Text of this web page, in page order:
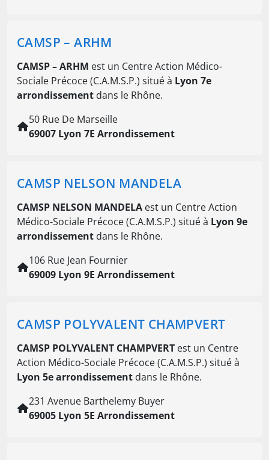
CAMSP – ARHM
CAMSP – ARHM est un Centre Action Médico-
Sociale Précoce (C.A.M.S.P.) situé à Lyon 7e
arrondissement dans le Rhône.
50 Rue De Marseille
69007 Lyon 7E Arrondissement
CAMSP NELSON MANDELA
CAMSP NELSON MANDELA est un Centre Action
Médico-Sociale Précoce (C.A.M.S.P.) situé à Lyon 9e
arrondissement dans le Rhône.
106 Rue Jean Fournier
69009 Lyon 9E Arrondissement
CAMSP POLYVALENT CHAMPVERT
CAMSP POLYVALENT CHAMPVERT est un Centre
Action Médico-Sociale Précoce (C.A.M.S.P.) situé à
Lyon 5e arrondissement dans le Rhône.
231 Avenue Barthelemy Buyer
69005 Lyon 5E Arrondissement